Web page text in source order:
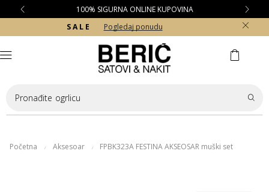
100% SIGURNA ONLINE KUPOVINA
S A L E
Pogledaj ponudu
Pronađite ogrlicu
Početna / Aksesoar / FPBK323A FESTINA AKSEOSAR muški set